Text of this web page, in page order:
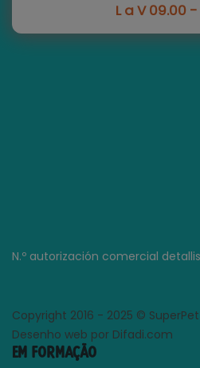
L a V 09.00 -
N.º autorización comercial
Copyright 2016 - 2025 © SuperPet
Desenho web por Difadi.com
EM FORMAÇÃO